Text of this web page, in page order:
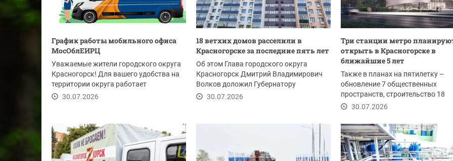
График работы мобильного офиса
МосОблЕИРЦ
Уважаемые жители городского округа
Красногорск! Для вашего удобства на
территории округа работает
мобильный офис...
30.07.2026
18 ветхих домов расселили в
Красногорске за последние пять лет
Об этом Глава городского округа
Красногорск Дмитрий Владимирович
Волков доложил Губернатору
Московской области Андрею...
30.07.2026
Три станции метро
открыть в Красногорске в
ближайшие 5 лет
Также в планах на пятилетку –
обновление 7 общественных
пространств, строительство 18
образовательных организаций и
30.07.2026